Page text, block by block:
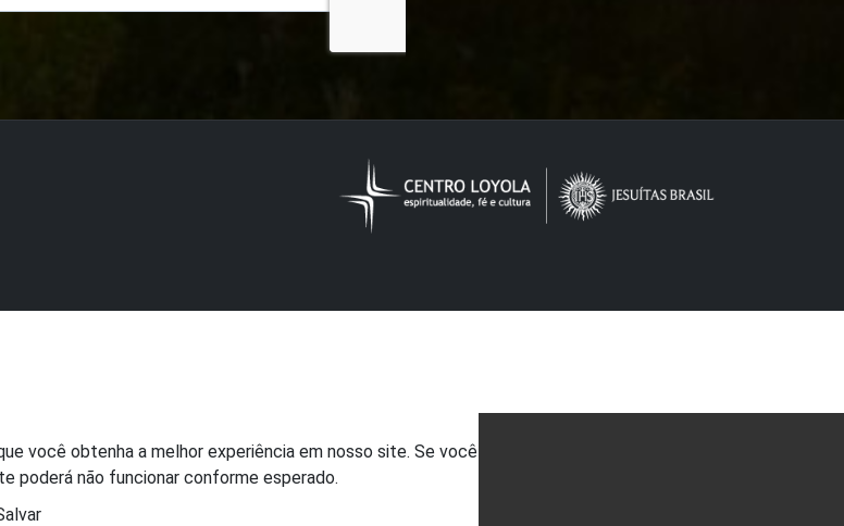
você obtenha a melhor experiência em nosso site. Se você
poderá não funcionar conforme esperado.